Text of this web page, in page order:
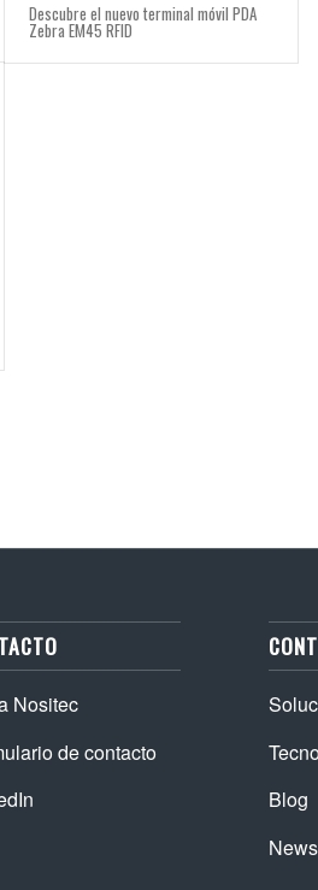
Descubre el nuevo terminal móvil PDA
Zebra EM45 RFID
Nositec
de contacto
Blog
News